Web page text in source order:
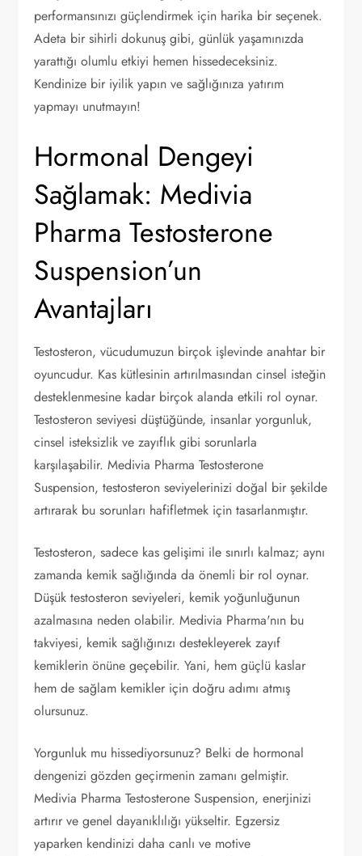
performansınızı güçlendirmek için harika bir seçenek.
Adeta bir sihirli dokunuş gibi, günlük yaşamınızda
yarattığı olumlu etkiyi hemen hissedeceksiniz.
Kendinize bir iyilik yapın ve sağlığınıza yatırım
yapmayı unutmayın!
Hormonal Dengeyi
Sağlamak: Medivia
Pharma Testosterone
Suspension’un
Avantajları
Testosteron, vücudumuzun birçok işlevinde anahtar bir
oyuncudur. Kas kütlesinin artırılmasından cinsel isteğin
desteklenmesine kadar birçok alanda etkili rol oynar.
Testosteron seviyesi düştüğünde, insanlar yorgunluk,
cinsel isteksizlik ve zayıflık gibi sorunlarla
karşılaşabilir. Medivia Pharma Testosterone
Suspension, testosteron seviyelerinizi doğal bir şekilde
artırarak bu sorunları hafifletmek için tasarlanmıştır.
Testosteron, sadece kas gelişimi ile sınırlı kalmaz; aynı
zamanda kemik sağlığında da önemli bir rol oynar.
Düşük testosteron seviyeleri, kemik yoğunluğunun
azalmasına neden olabilir. Medivia Pharma'nın bu
takviyesi, kemik sağlığınızı destekleyerek zayıf
kemiklerin önüne geçebilir. Yani, hem güçlü kaslar
hem de sağlam kemikler için doğru adımı atmış
olursunuz.
Yorgunluk mu hissediyorsunuz? Belki de hormonal
dengenizi gözden geçirmenin zamanı gelmiştir.
Medivia Pharma Testosterone Suspension, enerjinizi
artırır ve genel dayanıklılığı yükseltir. Egzersiz
yaparken kendinizi daha canlı ve motive